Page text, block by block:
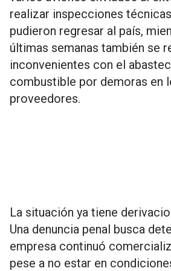
realizar inspecciones
pudieron regresar al país,
últimas semanas también se
inconvenientes con el
combustible por demoras en
proveedores.
La situación ya tiene
Una denuncia penal busca
empresa continuó
pese a no estar en